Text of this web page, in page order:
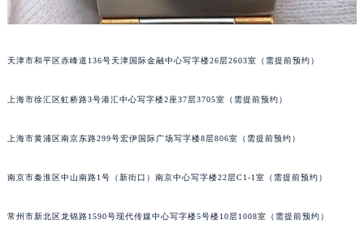
天津市和平区赤峰道136号天津国际金融中心写字楼26层2603室（需提前预约）
上海市徐汇区虹桥路3号港汇中心写字楼2座37层3705室（需提前预约）
上海市黄浦区南京东路299号宏伊国际广场写字楼8层806室（需提前预约）
南京市秦淮区中山南路1号（新街口）南京中心写字楼22层C1-1室（需提前预约）
常州市新北区龙锦路1590号现代传媒中心写字楼5号楼10层1008室（需提前预约）